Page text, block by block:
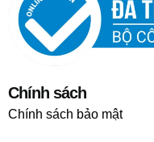
Chính sách
Chính sách bảo mật